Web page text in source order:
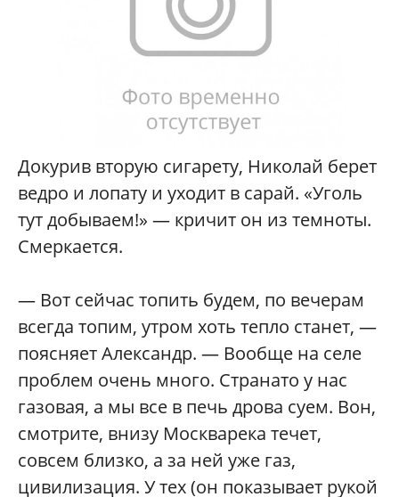
Докурив вторую сигарету, Николай берет
ведро и лопату и уходит в сарай. «Уголь
тут добываем!» — кричит он из темноты.
Смеркается.
— Вот сейчас топить будем, по вечерам
всегда топим, утром хоть тепло станет, —
поясняет Александр. — Вообще на селе
проблем очень много. Странато у нас
газовая, а мы все в печь дрова суем. Вон,
смотрите, внизу Москварека течет,
совсем близко, а за ней уже газ,
цивилизация. У тех (он показывает рукой